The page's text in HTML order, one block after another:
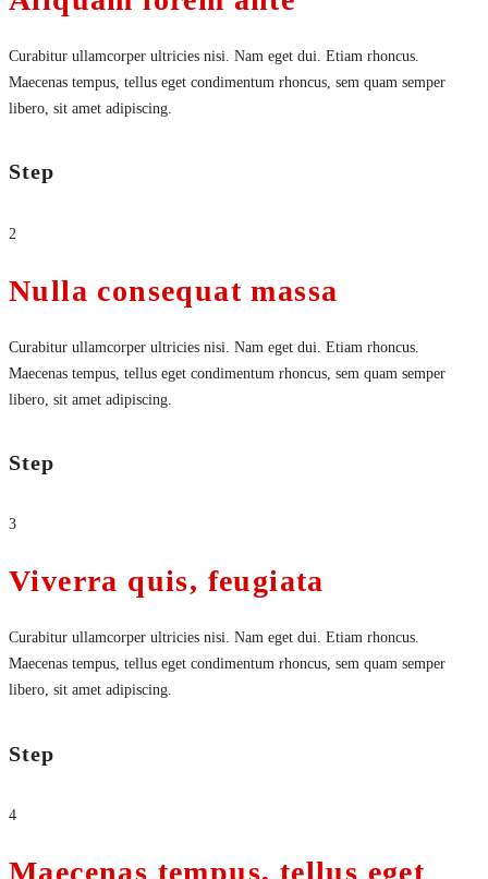
Curabitur ullamcorper ultricies nisi. Nam eget dui. Etiam rhoncus.
Maecenas tempus, tellus eget condimentum rhoncus, sem quam semper
libero, sit amet adipiscing.
Step
2
Nulla consequat massa
Curabitur ullamcorper ultricies nisi. Nam eget dui. Etiam rhoncus.
Maecenas tempus, tellus eget condimentum rhoncus, sem quam semper
libero, sit amet adipiscing.
Step
3
Viverra quis, feugiata
Curabitur ullamcorper ultricies nisi. Nam eget dui. Etiam rhoncus.
Maecenas tempus, tellus eget condimentum rhoncus, sem quam semper
libero, sit amet adipiscing.
Step
4
Maecenas tempus, tellus eget